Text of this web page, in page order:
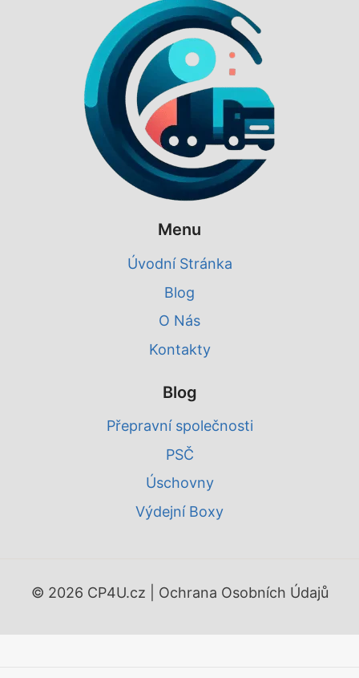
Menu
Úvodní Stránka
Blog
O Nás
Kontakty
Blog
Přepravní společnosti
PSČ
Úschovny
Výdejní Boxy
© 2026 CP4U.cz | Ochrana Osobních Údajů